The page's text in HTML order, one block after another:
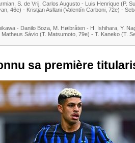
S. de Vrij Carlos Augusto - Luis Henrique (P.
, 46e) - Kristjan Asllani (Valentín Carboni , 72e) -
- Danilo Boza M. Høibråten - H. Ishihara Y.
Matheus Sávio (T. Matsumoto, 79e) - T. Kaneko (T.
sa première